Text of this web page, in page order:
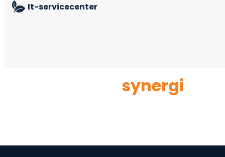
It-servicecenter
synergi